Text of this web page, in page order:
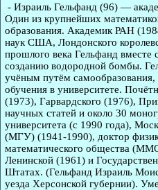
- Израиль Гельфанд (96) —
Один из крупнейших
образования. Академик РАН
наук США, Лондонского
прошлого века Гельфанд
созданию водородной бомбы.
учёным путём самообразования,
обучения в университете.
(1973), Гарвардского (1976),
научных статей и около 30
университета (с 1990 года),
(МГУ) (1941-1990), доктор
математического общества
Ленинской (1961) и
Штатах. (Гельфанд Израиль
уезда Херсонской губернии).